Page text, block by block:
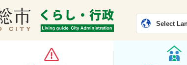
Select